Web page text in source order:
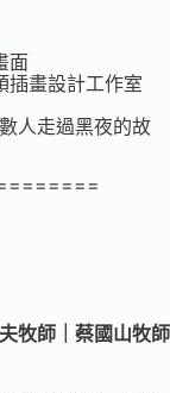
面
插畫設計工作室
人走過黑夜的故
牧師｜蔡國山牧師